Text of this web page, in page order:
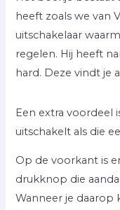
heeft zoals we van
uitschakelaar
regelen. Hij heeft
hard. Deze vindt je
Een extra voordeel
uitschakelt als die
Op de voorkant is
drukknop die
Wanneer je